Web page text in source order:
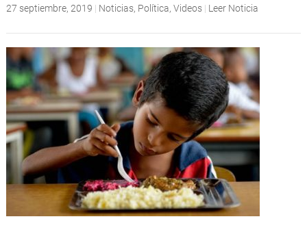
27 septiembre, 2019 | Noticias, Política, Videos | Leer Noticia